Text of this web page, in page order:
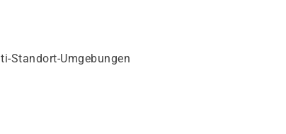
Standort-Umgebungen